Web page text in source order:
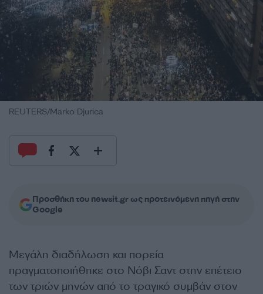
REUTERS/Marko Djurica
Προσθήκη του newsit.gr ως προτεινόμενη πηγή στην
Google
Μεγάλη διαδήλωση και πορεία
πραγματοποιήθηκε στο Νόβι Σαντ στην επέτειο
των τριών μηνών από το τραγικό συμβάν στον